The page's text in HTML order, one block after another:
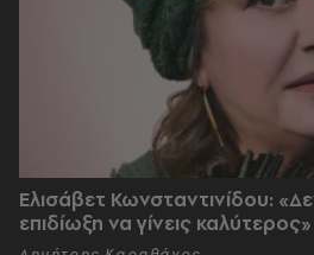
Ελισάβετ Κωνσταντινίδου:
επιδίωξη να γίνεις καλύτερος»